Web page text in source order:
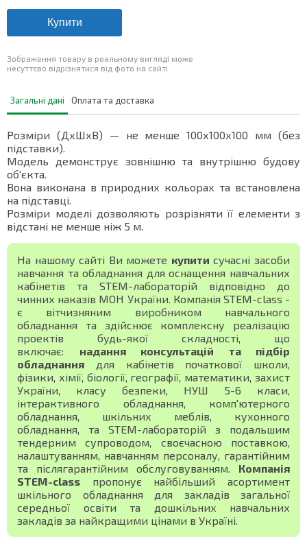
Купити
Зображення товару в реальному вигляді може
несуттєво відрізнятися від фото на сайті
Загальні дані Оплата та доставка
Розміри (ДхШхВ) — не менше 100х100х100 мм (без
підставки).
Модель демонструє зовнішню та внутрішню будову
об'єкта.
Вона виконана в природних кольорах та встановлена
на підставці.
Розміри моделі дозволяють розрізняти її елементи з
відстані не менше ніж 5 м.
На нашому сайті Ви можете купити сучасні засоби
навчання та обладнання для оснащення навчальних
кабінетів та STEM-лабораторій відповідно до
чинних наказів МОН України. Компанія STEM-class -
є вітчизняним виробником навчального
обладнання та здійснює комплексну реалізацію
проектів будь-якої складності, що
включає: надання консультацій та підбір
обладнання для кабінетів початкової школи,
фізики, хімії, біології, географії, математики, захист
України, класу безпеки, НУШ 5-6 класи,
інтерактивного обладнання, комп'ютерного
обладнання, шкільних меблів, кухонного
обладнання, та STEM-лабораторій з подальшим
тендерним супроводом, своєчасною поставкою,
налаштуванням, навчанням персоналу, гарантійним
та післягарантійним обслуговуванням. Компанія
STEM-class пропонує найбільший асортимент
шкільного обладнання для закладів загальної
середньої освіти та дошкільних навчальних
закладів за найкращими цінами в Україні.